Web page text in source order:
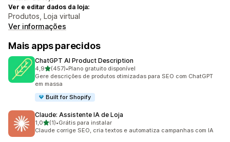
Ver e editar dados da loja:
Produtos, Loja virtual
Ver informações
Mais apps parecidos
ChatGPT AI Product Description
4,9de 5 estrelas
(457)
457 avaliações ao todo
•Plano gratuito disponível
Gere descrições de produtos otimizadas para SEO com ChatGPT
em massa
Built for Shopify
Claude: Assistente IA de Loja
1,0de 5 estrelas
(1)
1 avaliações ao todo
•Grátis para instalar
Claude corrige SEO, cria textos e automatiza campanhas com IA